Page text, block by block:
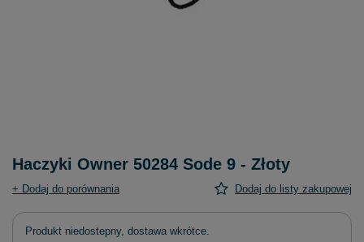
Haczyki Owner 50284 Sode 9 - Złoty
+ Dodaj do porównania Dodaj do listy zakupowej
Produkt niedostepny, dostawa wkrótce